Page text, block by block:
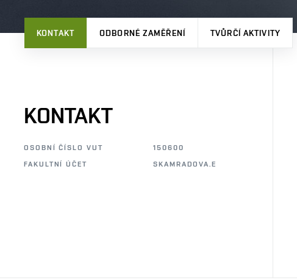
KONTAKT ODBORNÉ ZAMĚŘENÍ TVŮRČÍ AKTIVITY
KONTAKT
OSOBNÍ ČÍSLO VUT
150600
FAKULTNÍ ÚČET
SKAMRADOVA.E